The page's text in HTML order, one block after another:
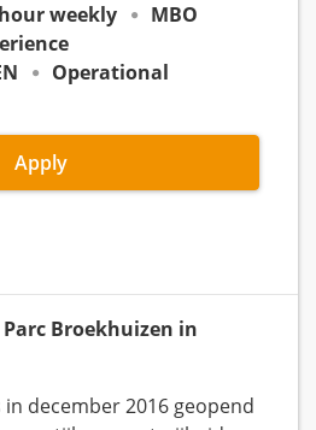
weekly
MBO
Operational
Apply
Broekhuizen in
december 2016 geopend